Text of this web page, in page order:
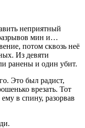
неприятный
мин и…
потом сквозь неё
Из девяти
ранены и один убит.
Это был радист,
врезать. Тот
в спину, разорвав